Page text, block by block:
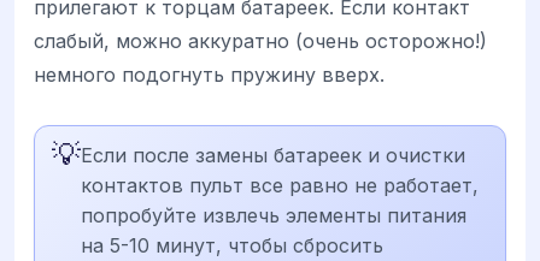
прилегают к торцам батареек. Если контакт
слабый, можно аккуратно (очень осторожно!)
немного подогнуть пружину вверх.
💡Если после замены батареек и очистки
контактов пульт все равно не работает,
попробуйте извлечь элементы питания
на 5-10 минут, чтобы сбросить